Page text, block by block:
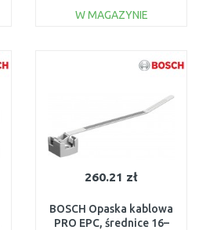
W MAGAZYNIE
Do porównania
260.21 zł
BOSCH Opaska kablowa
PRO EPC, średnice 16–